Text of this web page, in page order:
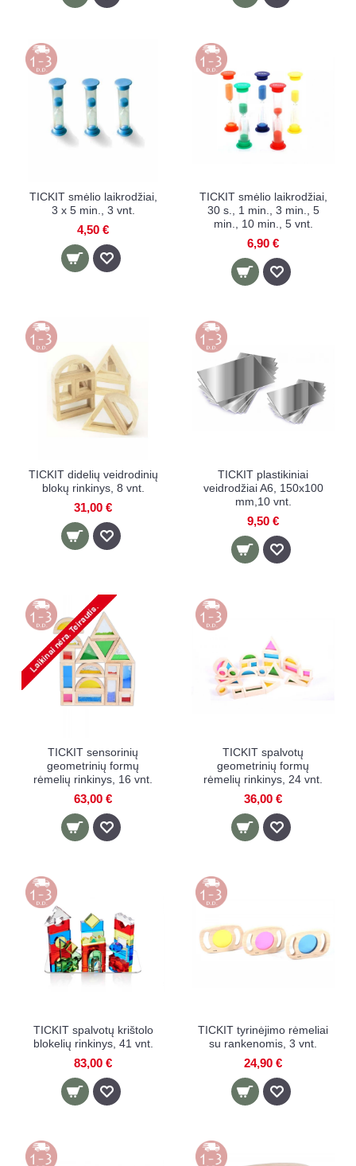
TICKIT smėlio laikrodžiai,
3 x 5 min., 3 vnt.
4,50 €
TICKIT smėlio laikrodžiai,
30 s., 1 min., 3 min., 5
min., 10 min., 5 vnt.
6,90 €
TICKIT didelių veidrodinių
blokų rinkinys, 8 vnt.
31,00 €
TICKIT plastikiniai
veidrodžiai A6, 150x100
mm,10 vnt.
9,50 €
TICKIT sensorinių
geometrinių formų
rėmelių rinkinys, 16 vnt.
63,00 €
TICKIT spalvotų
geometrinių formų
rėmelių rinkinys, 24 vnt.
36,00 €
TICKIT spalvotų krištolo
blokelių rinkinys, 41 vnt.
83,00 €
TICKIT tyrinėjimo rėmeliai
su rankenomis, 3 vnt.
24,90 €